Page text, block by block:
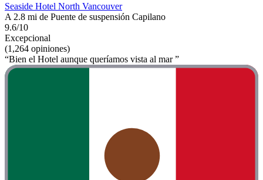
Seaside Hotel North Vancouver
A 2.8 mi de Puente de suspensión Capilano
9.6/10
Excepcional
(1,264 opiniones)
“Bien el Hotel aunque queríamos vista al mar ”